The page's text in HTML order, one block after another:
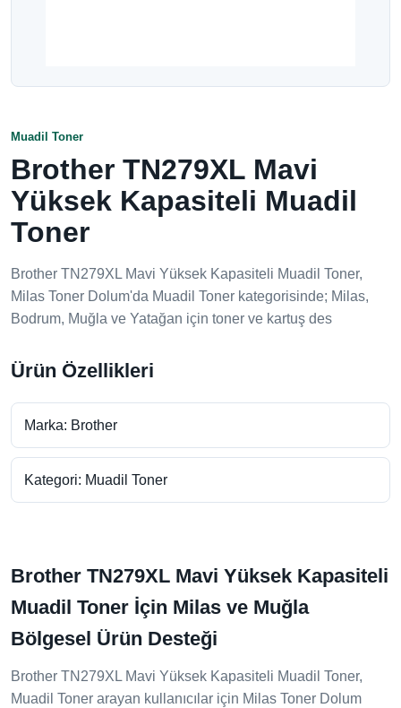
Muadil Toner
Brother TN279XL Mavi
Yüksek Kapasiteli Muadil
Toner
Brother TN279XL Mavi Yüksek Kapasiteli Muadil Toner,
Milas Toner Dolum'da Muadil Toner kategorisinde; Milas,
Bodrum, Muğla ve Yatağan için toner ve kartuş des
Ürün Özellikleri
Marka: Brother
Kategori: Muadil Toner
Brother TN279XL Mavi Yüksek Kapasiteli
Muadil Toner İçin Milas ve Muğla
Bölgesel Ürün Desteği
Brother TN279XL Mavi Yüksek Kapasiteli Muadil Toner,
Muadil Toner arayan kullanıcılar için Milas Toner Dolum